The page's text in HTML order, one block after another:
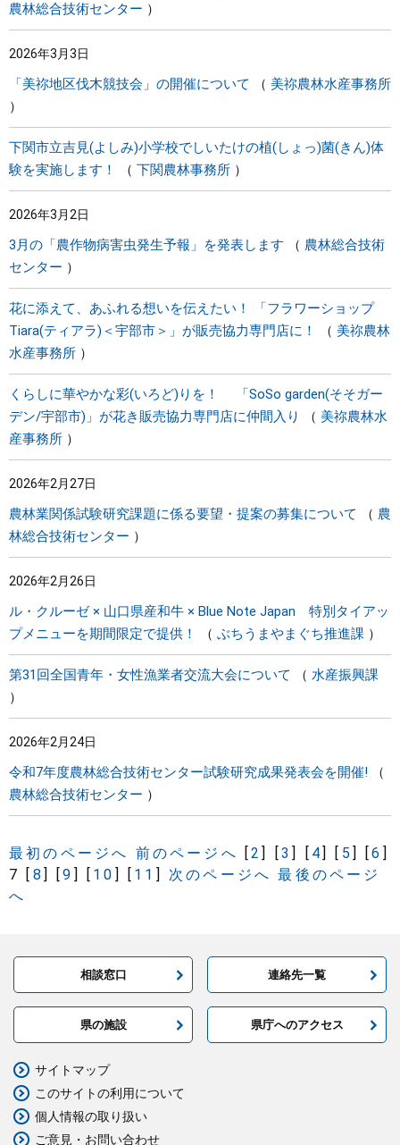
農林総合技術センター
2026年3月3日
「美祢地区伐木競技会」の開催について 美祢農林水産事務所
下関市立吉見(よしみ)小学校でしいたけの植(しょっ)菌(きん)体
験を実施します！
下関農林事務所
2026年3月2日
3月の「農作物病害虫発生予報」を発表します
農林総合技術
センター
花に添えて、あふれる想いを伝えたい！ 「フラワーショップ
Tiara(ティアラ)＜宇部市＞」が販売協力専門店に！
美祢農林
水産事務所
くらしに華やかな彩(いろど)りを！ 「SoSo garden(そそガー
デン/宇部市)」が花き販売協力専門店に仲間入り
美祢農林水
産事務所
2026年2月27日
農林業関係試験研究課題に係る要望・提案の募集について
農
林総合技術センター
2026年2月26日
ル・クルーゼ × 山口県産和牛 × Blue Note Japan 特別タイアッ
プメニューを期間限定で提供！
ぶちうまやまぐち推進課
第31回全国青年・女性漁業者交流大会について 水産振興課
2026年2月24日
令和7年度農林総合技術センター試験研究成果発表会を開催!
農林総合技術センター
最初のページへ 前のページへ [2] [3] [ 4] [ 5 ] [6 ]
7
[ 8] [9 ] [ 10 ] [ 11 ] 次のページへ 最後のページ
へ
相談窓口 連絡先一覧
県の施設 県庁へのアクセス
サイトマップ
このサイトの利用について
個人情報の取り扱い
ご意見・お問い合わせ